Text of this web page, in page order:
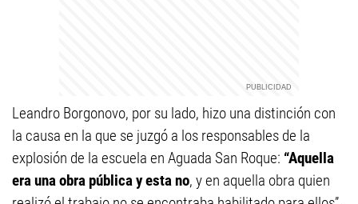
Leandro Borgonovo, por su lado, hizo una distinción con
la causa en la que se juzgó a los responsables de la
explosión de la escuela en Aguada San Roque: “Aquella
era una obra pública y esta no, y en aquella obra quien